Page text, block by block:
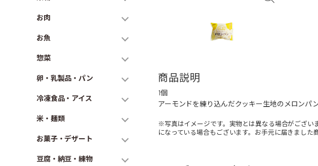
お肉
お魚
惣菜
卵・乳製品・パン
冷凍食品・アイス
米・麺類
お菓子・デザート
豆腐・納豆・練物
商品説明
1個
アーモンドを練り込んだクッキー生地のメロンパ
※写真はイメージです。実物とは異なる場合がござ
になっている場合もございます。お手元に届きました